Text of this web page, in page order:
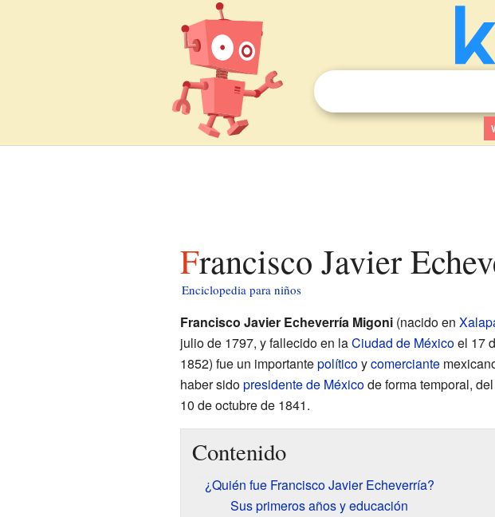
Francisco Javier
Enciclopedia para niños
Francisco Javier Echeverría Migoni(nacido en
julio de 1797, y fallecido en laCiudad de Méxicoel 17
1852) fue un importantepolíticoycomerciante
haber sidopresidente de Méxicode forma temporal,
10 de octubre de 1841.
Contenido
¿Quién fue Francisco Javier Echeverría?
Sus primeros años y educación